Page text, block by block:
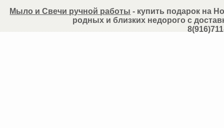
Мыло и Свечи ручной работы - купить подарок на
родных и близких недорого с